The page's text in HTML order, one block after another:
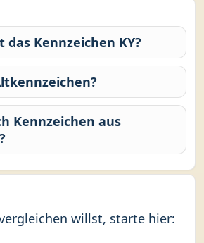
Kennzeichen KY?
Kennzeichen aus
willst, starte hier: